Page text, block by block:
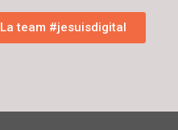
La team #jesuisdigital